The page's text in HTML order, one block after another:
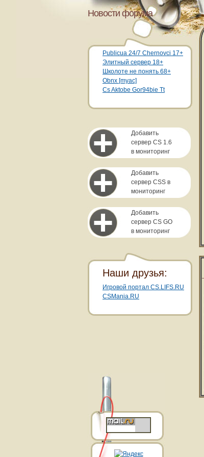
Новости форума
Publicua 24/7 Chernovci 17+
Элитный сервер 18+
Школоте не понять 68+
Obnx [myac]
Cs Aktobe Gor94bie Tt
Добавить
сервер CS 1.6
в мониторинг
Добавить
сервер CSS в
мониторинг
Добавить
сервер CS GO
в мониторинг
Наши друзья:
Игровой портал CS.LIFS.RU
CSMania.RU